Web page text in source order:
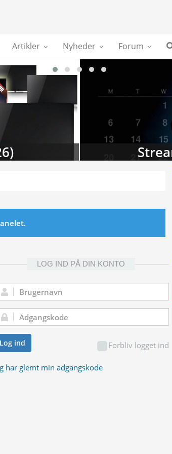
Artikler Nyheder Forum
LOG IND PÅ DIN KONTO
Forbliv logget ind
Log ind
har glemt min adgangskode